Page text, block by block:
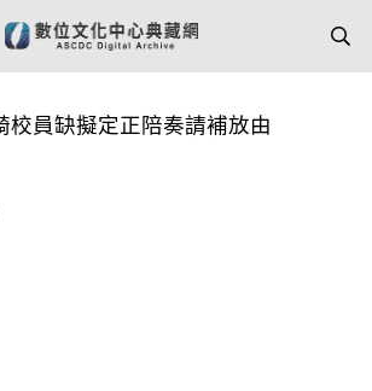
校員缺擬定正陪奏請補放由